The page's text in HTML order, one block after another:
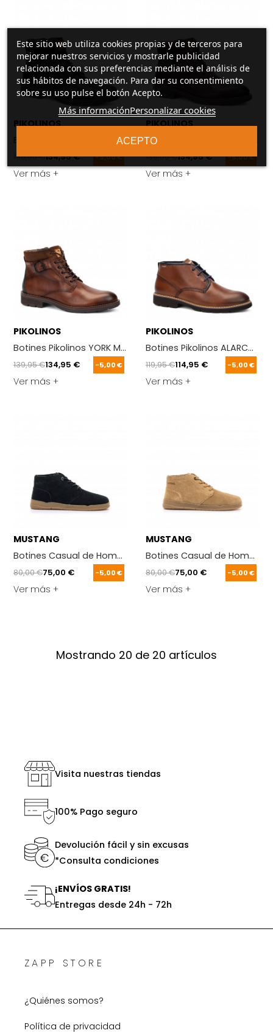
PIKOLINOS
Botines Pikolinos YORK M2M negro
139,95 €134,95 € -5,00 €
Ver más +
PIKOLINOS
Botines Pikolinos YORK M2M
139,95 €134,95 € -5,00 €
Ver más +
PIKOLINOS
Botines Pikolinos YORK M2M marrón
139,95 €134,95 € -5,00 €
Ver más +
PIKOLINOS
Botines Pikolinos ALARCON
119,95 €114,95 € -5,00 €
Ver más +
MUSTANG
Botines Casual de Hombre MTNG FREE-MIAMI Azul 61504
80,00 €75,00 € -5,00 €
Ver más +
MUSTANG
Botines Casual de Hombre
80,00 €75,00 € -5,00 €
Ver más +
Mostrando 20 de 20 artículos
Visita nuestras tiendas
100% Pago seguro
Devolución fácil y sin excusas
*Consulta condiciones
¡ENVÍOS GRATIS!
Entregas desde 24h - 72h
ZAPP STORE
¿Quiénes somos?
Política de privacidad
Este sitio web utiliza cookies propias y de terceros para
mejorar nuestros servicios y mostrarle publicidad
relacionada con sus preferencias mediante el análisis de
sus hábitos de navegación. Para dar su consentimiento
sobre su uso pulse el botón Acepto.
Más informaciónPersonalizar cookies
ACEPTO